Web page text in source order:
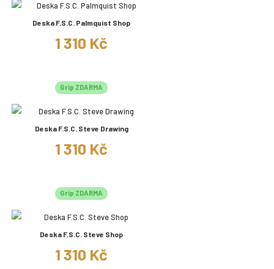
Deska F.S.C. Palmquist Shop
1 310 Kč
Grip ZDARMA
Deska F.S.C. Steve Drawing
1 310 Kč
Grip ZDARMA
Deska F.S.C. Steve Shop
1 310 Kč